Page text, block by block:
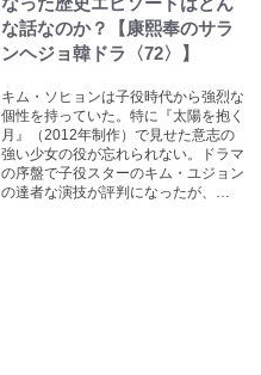
な話なのか？【康熙奉のサラ
ンヘジョ韓ドラ〈72〉】
キム・ソヒョンは子役時代から強烈な
個性を持っていた。特に『太陽を抱く
月』（2012年制作）で見せた意志の
強い少女の役が忘れられない。ドラマ
の序盤で子役スターのキム・ユジョン
の達者な演技が評判になったが、…